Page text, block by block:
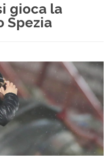
gioca la
Spezia